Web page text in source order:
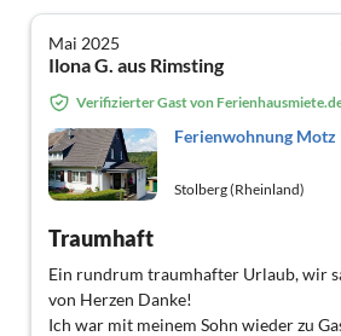
Mai 2025
Ilona G. aus Rimsting
Verifizierter Gast von
Ferienwohnung Motz
Stolberg (Rheinland)
Traumhaft
Ein rundrum traumhafter Urlaub, wir
von Herzen Danke!
Ich war mit meinem Sohn wieder zu